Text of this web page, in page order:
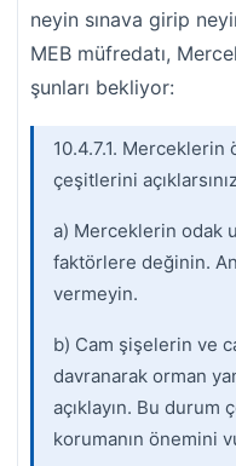
neyin sınava girip
MEB müfredatı,
şunları bekliyor:
10.4.7.1.
çeşitlerini
a) Merceklerin odak
faktörlere değinin.
vermeyin.
b) Cam şişelerin ve
davranarak orman
açıklayın. Bu durum
korumanın önemini